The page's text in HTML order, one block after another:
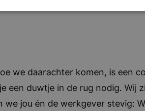
we daarachter komen, is een
een duwtje in de rug nodig. Wij
jou én de werkgever stevig: